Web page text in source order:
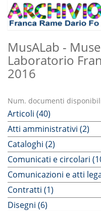
MusALab -
Laboratorio
2016
Num. documenti
Articoli (40)
Atti amministrativi (2)
Cataloghi (2)
Comunicati e circolari
Comunicazioni e atti
Contratti (1)
Disegni (6)